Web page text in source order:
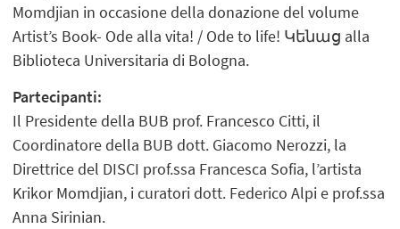
Momdjian in occasione della donazione del volume
Artist’s Book- Ode alla vita! / Ode to life! Կենաց alla
Biblioteca Universitaria di Bologna.
Partecipanti:
Il Presidente della BUB prof. Francesco Citti, il
Coordinatore della BUB dott. Giacomo Nerozzi, la
Direttrice del DISCI prof.ssa Francesca Sofia, l’artista
Krikor Momdjian, i curatori dott. Federico Alpi e prof.ssa
Anna Sirinian.